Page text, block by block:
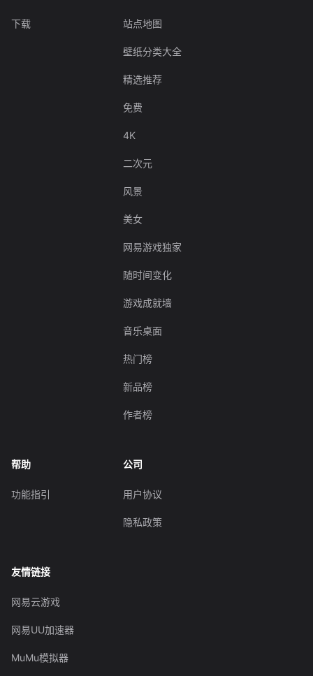
下载 站点地图
壁纸分类大全
精选推荐
免费
4K
二次元
风景
美女
网易游戏独家
随时间变化
游戏成就墙
音乐桌面
热门榜
新品榜
作者榜
帮助
功能指引
公司
用户协议
隐私政策
友情链接
网易云游戏
网易UU加速器
MuMu模拟器